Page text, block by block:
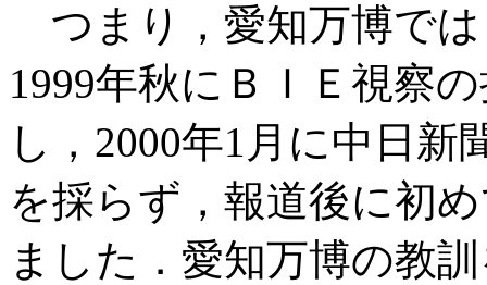
つまり，愛知万博で
1999年秋にＢＩＥ視察
し，2000年1月に中日
を採らず，報道後に初
ました．愛知万博の教